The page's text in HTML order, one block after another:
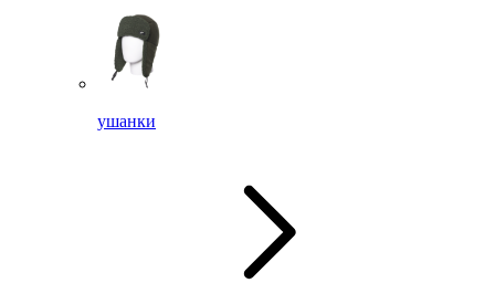
ушанки